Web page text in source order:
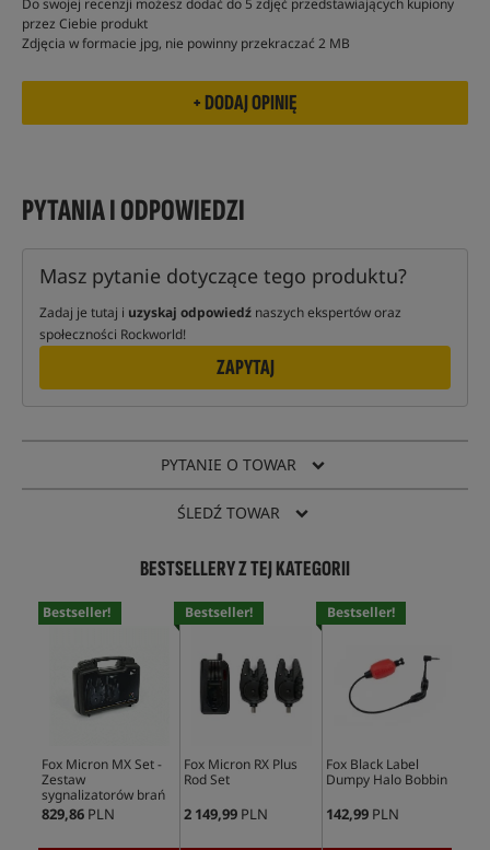
przez Ciebie produkt
Zdjęcia w formacie jpg, nie powinny przekraczać 2 MB
PYTANIA I ODPOWIEDZI
Masz pytanie dotyczące tego produktu?
Zadaj je tutaj i uzyskaj odpowiedź naszych ekspertów oraz
społeczności Rockworld!
ZAPYTAJ
PYTANIE O TOWAR
ŚLEDŹ TOWAR
BESTSELLERY Z TEJ KATEGORII
Bestseller!
Fox Micron MX Set -
Zestaw
sygnalizatorów brań
829,86 PLN
Bestseller!
Fox Micron RX Plus
Rod Set
2 149,99 PLN
Bestseller!
Fox Black Label
Dumpy Halo Bobbin
142,99 PLN